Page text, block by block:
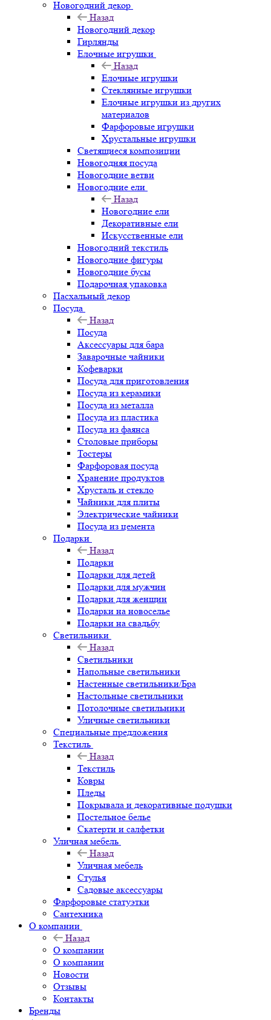
Новогодний декор
Назад
Новогодний декор
Гирлянды
Елочные игрушки
Назад
Елочные игрушки
Стеклянные игрушки
Елочные игрушки из других
материалов
Фарфоровые игрушки
Хрустальные игрушки
Светящиеся композиции
Новогодняя посуда
Новогодние ветви
Новогодние ели
Назад
Новогодние ели
Декоративные ели
Искусственные ели
Новогодний текстиль
Новогодние фигуры
Новогодние бусы
Подарочная упаковка
Пасхальный декор
Посуда
Назад
Посуда
Аксессуары для бара
Заварочные чайники
Кофеварки
Посуда для приготовления
Посуда из керамики
Посуда из металла
Посуда из пластика
Посуда из фаянса
Столовые приборы
Тостеры
Фарфоровая посуда
Хранение продуктов
Хрусталь и стекло
Чайники для плиты
Электрические чайники
Посуда из цемента
Подарки
Назад
Подарки
Подарки для детей
Подарки для мужчин
Подарки для женщин
Подарки на новоселье
Подарки на свадьбу
Светильники
Назад
Светильники
Напольные светильники
Настенные светильники/Бра
Настольные светильники
Потолочные светильники
Уличные светильники
Специальные предложения
Текстиль
Назад
Текстиль
Ковры
Пледы
Покрывала и декоративные подушки
Постельное белье
Скатерти и салфетки
Уличная мебель
Назад
Уличная мебель
Стулья
Садовые аксессуары
Фарфоровые статуэтки
Сантехника
О компании
Назад
О компании
О компании
Новости
Отзывы
Контакты
Бренды